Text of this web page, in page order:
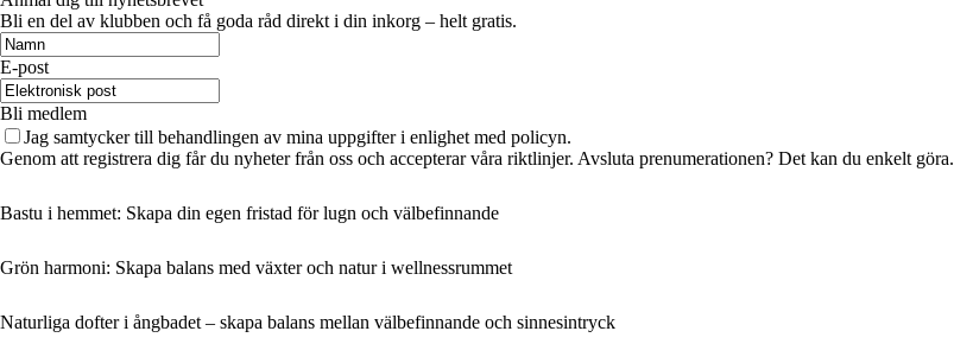
Bli en del av klubben och få goda råd direkt i din inkorg – helt gratis.
E-post
Bli medlem
Jag samtycker till behandlingen av mina uppgifter i enlighet med policyn.
Genom att registrera dig får du nyheter från oss och accepterar våra riktlinjer. Avsluta prenumerationen? Det kan du enkelt göra.
Bastu i hemmet: Skapa din egen fristad för lugn och välbefinnande
Grön harmoni: Skapa balans med växter och natur i wellnessrummet
Naturliga dofter i ångbadet – skapa balans mellan välbefinnande och sinnesintryck